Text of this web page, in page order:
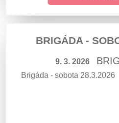
BRIGÁDA -
9. 3. 2026
Brigáda - sobota 28.3.2026